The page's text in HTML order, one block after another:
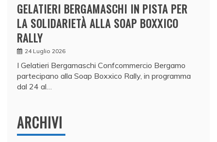
GELATIERI BERGAMASCHI IN PISTA PER
LA SOLIDARIETÀ ALLA SOAP BOXXICO
RALLY
24 Luglio 2026
I Gelatieri Bergamaschi Confcommercio Bergamo
partecipano alla Soap Boxxico Rally, in programma
dal 24 al…
ARCHIVI